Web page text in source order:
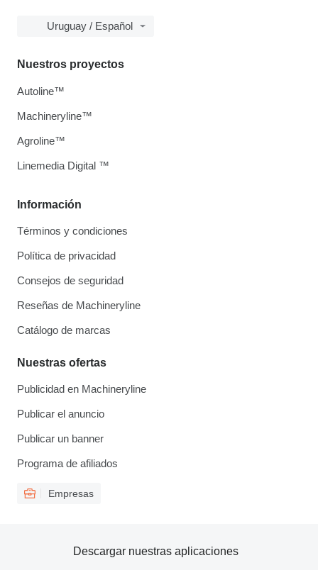
Uruguay / Español
Información
Términos y condiciones
Política de privacidad
Consejos de seguridad
Reseñas de Machineryline
Catálogo de marcas
Nuestras ofertas
Publicidad en Machineryline
Publicar el anuncio
Publicar un banner
Programa de afiliados
Empresas
Nuestros proyectos
Autoline™
Machineryline™
Agroline™
Linemedia Digital ™
Descargar nuestras aplicaciones